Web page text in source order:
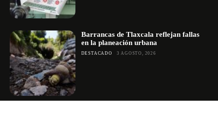
Barrancas de Tlaxcala reflejan fallas
en la planeación urbana
DESTACADO 3 AGOSTO, 2026